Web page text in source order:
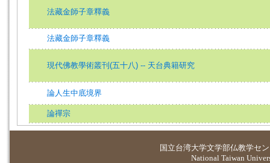
法藏金師子章釋義
法藏金師子章釋義
現代佛教學術叢刊(五十八) -- 天台典籍研究
論人生中底境界
論禪宗
国立台湾大学文学部仏教学セ
National Taiwan